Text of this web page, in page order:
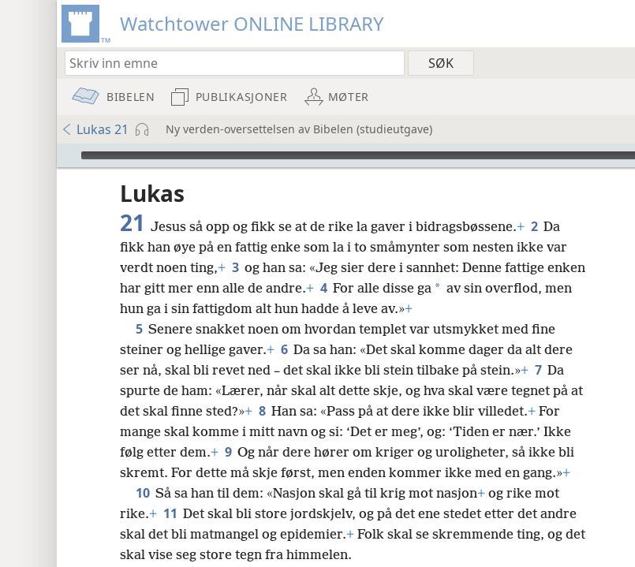
Watchtower ONLINE LIBRARY
BIBELEN PUBLIKASJONER MØTER
Lukas 21 Ny verden-oversettelsen av Bibelen (studieutgave)
Audio Player
Lukas
21 Jesus så opp og fikk se at de rike la gaver i bidragsbøssene.+ 2 Da
fikk han øye på en fattig enke som la i to småmynter som nesten ikke var
verdt noen ting,+ 3 og han sa: «Jeg sier dere i sannhet: Denne fattige enken
har gitt mer enn alle de andre.+ 4 For alle disse ga * av sin overflod, men
hun ga i sin fattigdom alt hun hadde å leve av.»+
5 Senere snakket noen om hvordan templet var utsmykket med fine
steiner og hellige gaver.+ 6 Da sa han: «Det skal komme dager da alt dere
ser nå, skal bli revet ned – det skal ikke bli stein tilbake på stein.»+ 7 Da
spurte de ham: «Lærer, når skal alt dette skje, og hva skal være tegnet på at
det skal finne sted?»+ 8 Han sa: «Pass på at dere ikke blir villedet.+ For
mange skal komme i mitt navn og si: ‘Det er meg’, og: ‘Tiden er nær.’ Ikke
følg etter dem.+ 9 Og når dere hører om kriger og uroligheter, så ikke bli
skremt. For dette må skje først, men enden kommer ikke med en gang.»+
10 Så sa han til dem: «Nasjon skal gå til krig mot nasjon+ og rike mot
rike.+ 11 Det skal bli store jordskjelv, og på det ene stedet etter det andre
skal det bli matmangel og epidemier.+ Folk skal se skremmende ting, og det
skal vise seg store tegn fra himmelen.